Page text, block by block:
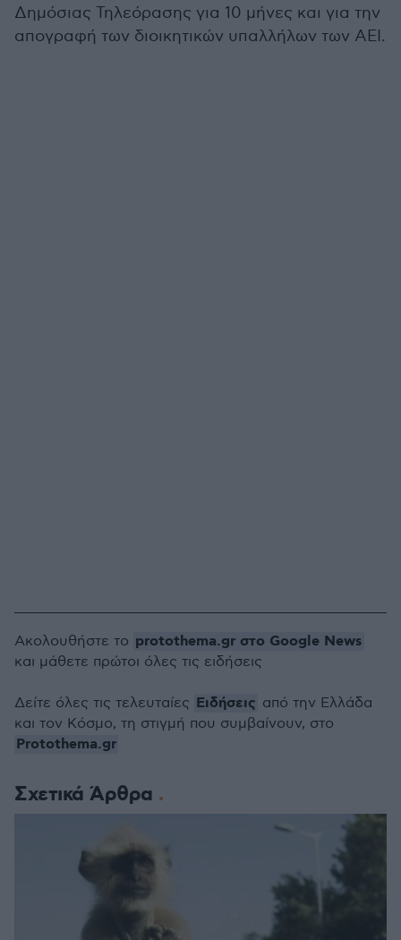
Δημόσιας Τηλεόρασης για 10 μήνες και για την
απογραφή των διοικητικών υπαλλήλων των ΑΕΙ.
Σχετικά Άρθρα
Ακολουθήστε το protothema.gr στο Google News
και μάθετε πρώτοι όλες τις ειδήσεις
Δείτε όλες τις τελευταίες Ειδήσεις από την Ελλάδα
και τον Κόσμο, τη στιγμή που συμβαίνουν, στο
Protothema.gr